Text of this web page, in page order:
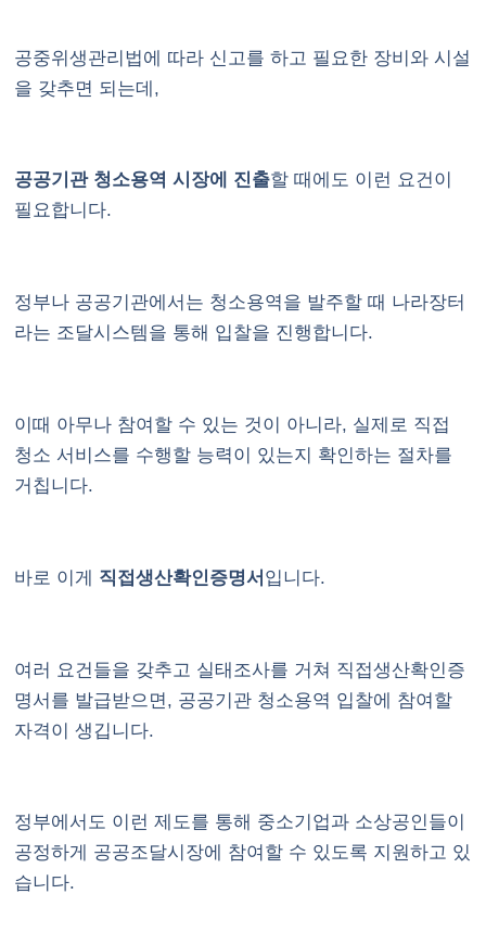
공중위생관리법에 따라 신고를 하고 필요한 장비와 시설
을 갖추면 되는데,
공공기관 청소용역 시장에 진출할 때에도 이런 요건이
필요합니다.
정부나 공공기관에서는 청소용역을 발주할 때 나라장터
라는 조달시스템을 통해 입찰을 진행합니다.
이때 아무나 참여할 수 있는 것이 아니라, 실제로 직접
청소 서비스를 수행할 능력이 있는지 확인하는 절차를
거칩니다.
바로 이게 직접생산확인증명서 입니다.
여러 요건들을 갖추고 실태조사를 거쳐 직접생산확인증
명서를 발급받으면, 공공기관 청소용역 입찰에 참여할
자격이 생깁니다.
정부에서도 이런 제도를 통해 중소기업과 소상공인들이
공정하게 공공조달시장에 참여할 수 있도록 지원하고 있
습니다.